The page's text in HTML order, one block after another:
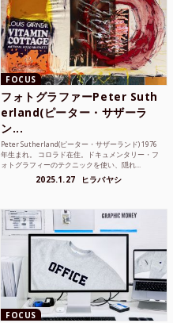
FOCUS
フォトグラファーPeter Suth
erland(ピーター・サザーラ
ン...
Peter Sutherland(ピーター・サザーランド) 1976
年生まれ。 コロラド在住。ドキュメンタリー・フ
ォトグラフィーのテクニックを使い、隠れ...
2025.1.27 ヒラバヤシ
FOCUS